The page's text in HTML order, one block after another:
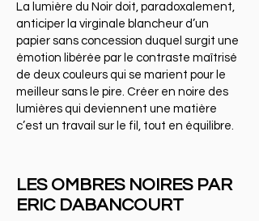
La lumière du Noir doit, paradoxalement,
anticiper la virginale blancheur d’un
papier sans concession duquel surgit une
émotion libérée par le contraste maîtrisé
de deux couleurs qui se marient pour le
meilleur sans le pire. Créer en noire des
lumières qui deviennent une matière
c’est un travail sur le fil, tout en équilibre.
LES OMBRES NOIRES PAR
ERIC DABANCOURT